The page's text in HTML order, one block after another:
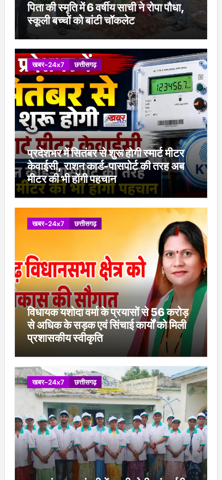
पिता की स्मृति में 6 वर्षीय साची ने रोपा पौधा,
स्कूली बच्चों को बांटी चॉकलेट
खबर-24x7 छत्तीसगढ़
प्रदेशभर में सितंबर से शुरू होगी स्मार्ट मीटर
केवाईसी, राशन कार्ड-पासपोर्ट की तरह अब
मीटर की भी होंगी पहचान
खबर-24x7 छत्तीसगढ़
विधायक यशोदा वर्मा के प्रयासों से 56 करोड़
से अधिक के सड़क एवं सिंचाई कार्यों को मिली
प्रशासकीय स्वीकृति
खबर-24x7 छत्तीसगढ़